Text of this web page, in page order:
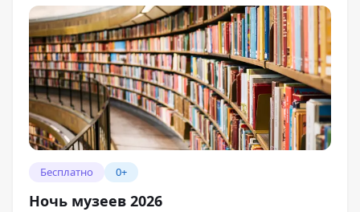
Бесплатно 0+
Ночь музеев 2026